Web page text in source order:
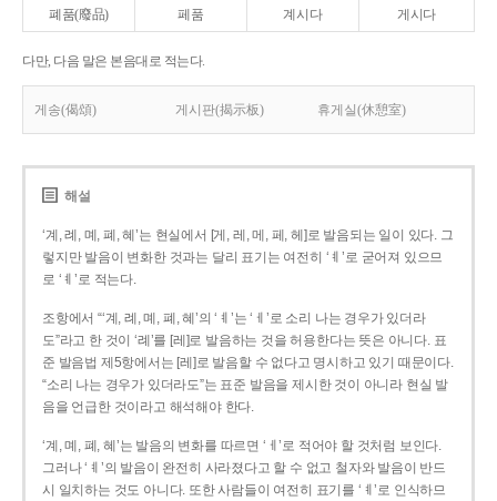
폐품(廢品) 페품 계시다 게시다
다만, 다음 말은 본음대로 적는다.
게송(偈頌) 게시판(揭示板) 휴게실(休憩室)
해설
‘계, 례, 몌, 폐, 혜’는 현실에서 [게, 레, 메, 페, 헤]로 발음되는 일이 있다. 그
렇지만 발음이 변화한 것과는 달리 표기는 여전히 ‘ㅖ’로 굳어져 있으므
로 ‘ㅖ’로 적는다.
조항에서 “‘계, 례, 몌, 폐, 혜’의 ‘ㅖ’는 ‘ㅔ’로 소리 나는 경우가 있더라
도”라고 한 것이 ‘례’를 [레]로 발음하는 것을 허용한다는 뜻은 아니다. 표
준 발음법 제5항에서는 [레]로 발음할 수 없다고 명시하고 있기 때문이다.
“소리 나는 경우가 있더라도”는 표준 발음을 제시한 것이 아니라 현실 발
음을 언급한 것이라고 해석해야 한다.
‘계, 몌, 폐, 혜’는 발음의 변화를 따르면 ‘ㅔ’로 적어야 할 것처럼 보인다.
그러나 ‘ㅖ’의 발음이 완전히 사라졌다고 할 수 없고 철자와 발음이 반드
시 일치하는 것도 아니다. 또한 사람들이 여전히 표기를 ‘ㅖ’로 인식하므